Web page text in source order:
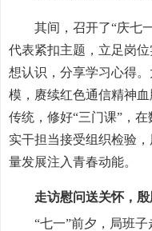
其间，召开了“庆七
代表紧扣主题，立足岗
想认识，分享学习心得
模，赓续红色通信精神
传统，修好“三门课”，
实干担当接受组织检验
量发展注入青春动能。
走访慰问送关怀，
“七一”前夕，局班